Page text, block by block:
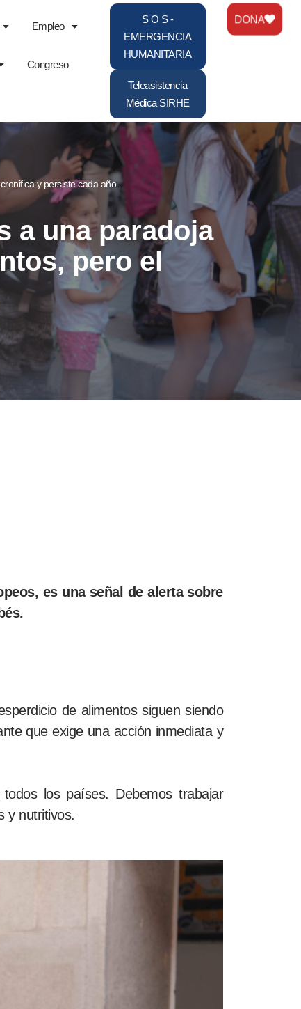
Empleo
Congreso
S O S -
EMERGENCIA
HUMANITARIA
Teleasistencia
Médica SIRHE
DONA
y persiste cada año.
a una paradoja
pero el
es una señal de alerta sobre
de alimentos siguen siendo
que exige una acción inmediata y
los países. Debemos trabajar
y nutritivos.